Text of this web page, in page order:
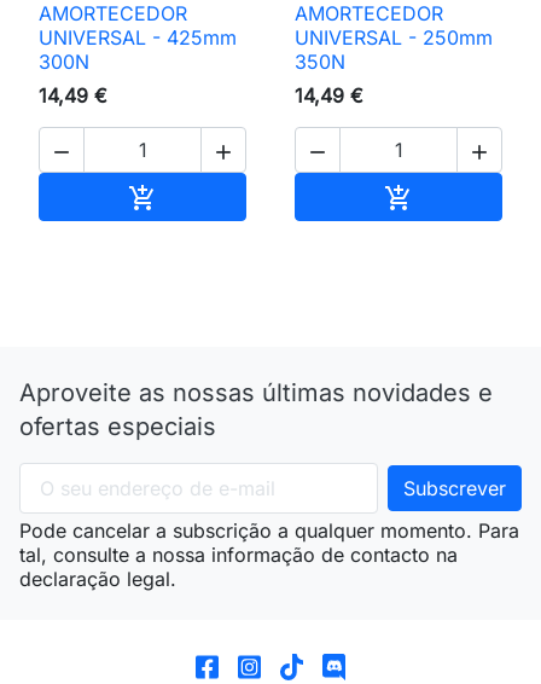
AMORTECEDOR
UNIVERSAL - 425mm
300N
14,49 €
 

AMORTECEDOR
UNIVERSAL - 250mm
350N
14,49 €
 

Aproveite as nossas últimas novidades e
ofertas especiais
Pode cancelar a subscrição a qualquer momento. Para
tal, consulte a nossa informação de contacto na
declaração legal.